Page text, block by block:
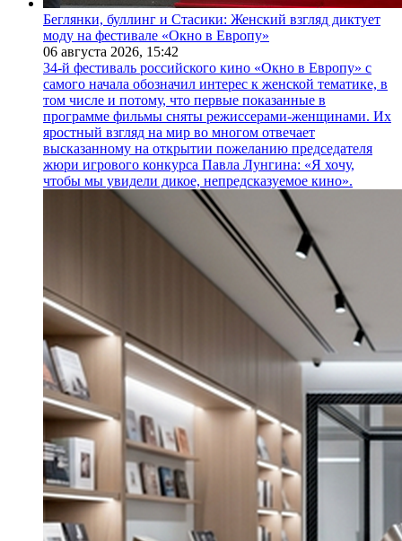
Беглянки, буллинг и Стасики: Женский взгляд диктует
моду на фестивале «Окно в Европу»
06 августа 2026, 15:42
34-й фестиваль российского кино «Окно в Европу» с
самого начала обозначил интерес к женской тематике, в
том числе и потому, что первые показанные в
программе фильмы сняты режиссерами-женщинами. Их
яростный взгляд на мир во многом отвечает
высказанному на открытии пожеланию председателя
жюри игрового конкурса Павла Лунгина: «Я хочу,
чтобы мы увидели дикое, непредсказуемое кино».